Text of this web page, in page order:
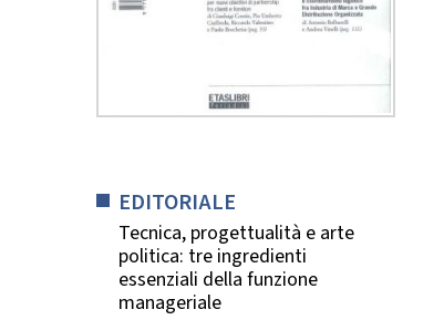
EDITORIALE
Tecnica, progettualità e arte
politica: tre ingredienti
essenziali della funzione
manageriale